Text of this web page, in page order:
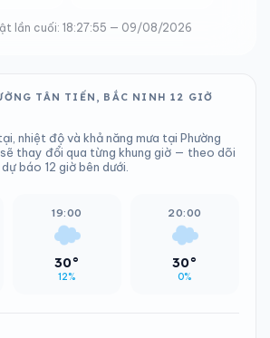
lần cuối: 18:27:55 — 09/08/2026
TÂN TIẾN, BẮC NINH 12 GIỜ
nhiệt độ và khả năng mưa tại Phường
sẽ thay đổi qua từng khung giờ — theo dõi
báo 12 giờ bên dưới.
19:00
30°
12%
20:00
30°
0%